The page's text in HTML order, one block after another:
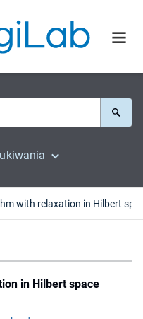
with relaxation in Hilbert
in Hilbert space